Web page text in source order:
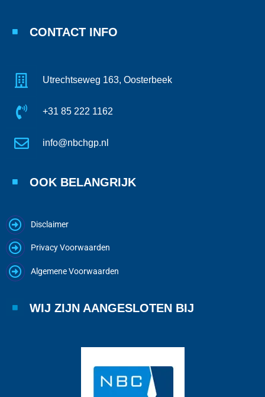
CONTACT INFO
Utrechtseweg 163, Oosterbeek
+31 85 222 1162
info@nbchgp.nl
OOK BELANGRIJK
Disclaimer
Privacy Voorwaarden
Algemene Voorwaarden
WIJ ZIJN AANGESLOTEN BIJ